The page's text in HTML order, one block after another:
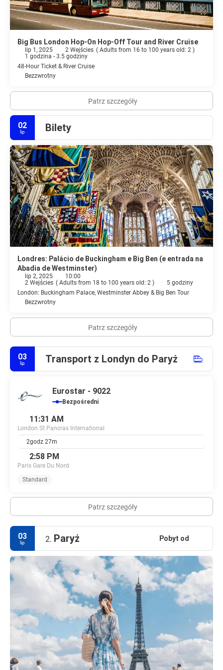
Big Bus London Hop-On Hop-Off Tour and River Cruise
lip 1, 2025 2 Wejścies ( Adults from 16 to 100 years old: 2 )
1 godzina - 3.5 godziny
48-Hour Ticket & River Cruise
Bezzwrotny
Patrz szczegóły
02
lip Bilety
Londres: Palácio de Buckingham e Big Ben (e entrada na
Abadia de Westminster)
lip 2, 2025
10:00
2 Wejścies ( Adults from 18 to 100 years old: 2 )
5 godziny
London: Buckingham Palace, Westminster Abbey & Big Ben Tour
Bezzwrotny
Patrz szczegóły
03
lip Transport z Londyn do Paryż
Eurostar - 9022
Bezpośredni
11:31 AM
London St Pancras International
2godz 27m
2:58 PM
Paris Gare Du Nord
Standard
Patrz szczegóły
03
lip 2. Paryż Pobyt od